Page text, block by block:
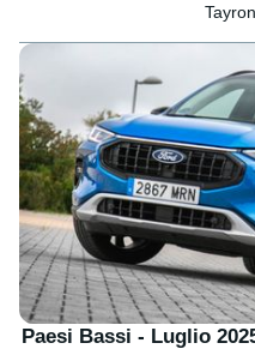
Paesi Bassi - Luglio